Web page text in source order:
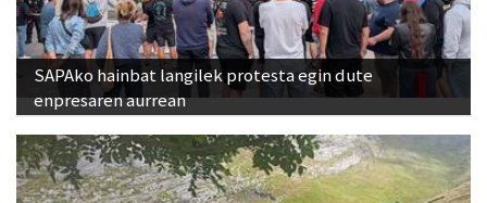
SAPAko hainbat langilek protesta egin dute
enpresaren aurrean